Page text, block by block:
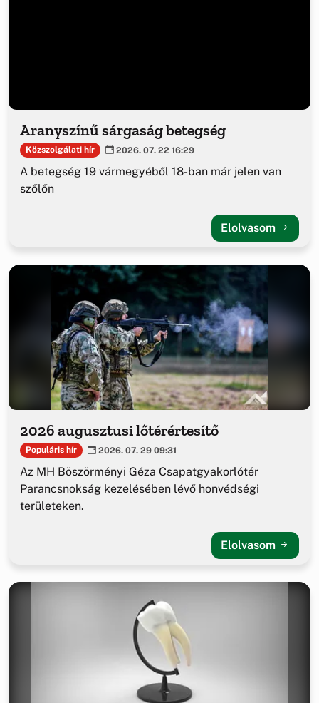
Aranyszínű sárgaság betegség
Közszolgálati hír 2026. 07. 22 16:29
A betegség 19 vármegyéből 18-ban már jelen van
szőlőn
Elolvasom
2026 augusztusi lőtérértesítő
Populáris hír 2026. 07. 29 09:31
Az MH Böszörményi Géza Csapatgyakorlótér
Parancsnokság kezelésében lévő honvédségi
területeken.
Elolvasom